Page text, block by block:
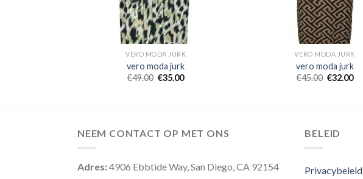
VERO MODA JURK
vero moda jurk
€49.00 €35.00
VERO MODA JURK
vero moda jurk
€45.00 €32.00
NEEM CONTACT OP MET ONS
Adres:4906 Ebbtide Way, San Diego, CA 92154
BELEID
Privacybeleid